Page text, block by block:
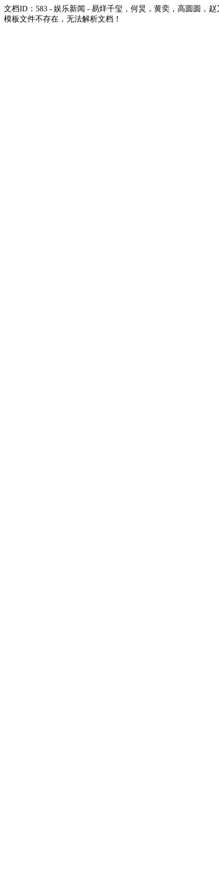
文档ID：583 - 娱乐新闻 - 易烊千玺，何炅，黄奕，高圆圆，
模板文件不存在，无法解析文档！